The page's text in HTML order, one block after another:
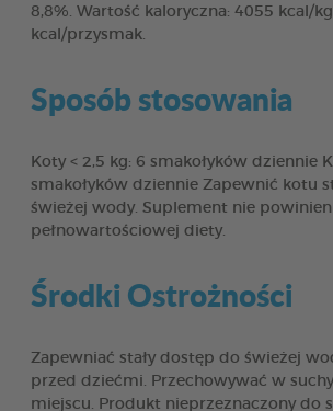
8,8%. Wartość kaloryczna: 4055 kcal/
kcal/przysmak.
Sposób stosowania
Koty < 2,5 kg: 6 smakołyków dziennie
smakołyków dziennie Zapewnić kotu
świeżej wody. Suplement nie
pełnowartościowej diety.
Środki Ostrożności
Zapewniać stały dostęp do świeżej
przed dziećmi. Przechowywać w
miejscu. Produkt nieprzeznaczony do